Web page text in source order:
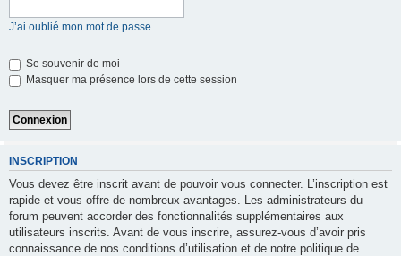
J’ai oublié mon mot de passe
Se souvenir de moi
Masquer ma présence lors de cette session
INSCRIPTION
Vous devez être inscrit avant de pouvoir vous connecter. L’inscription est
rapide et vous offre de nombreux avantages. Les administrateurs du
forum peuvent accorder des fonctionnalités supplémentaires aux
utilisateurs inscrits. Avant de vous inscrire, assurez-vous d’avoir pris
connaissance de nos conditions d’utilisation et de notre politique de